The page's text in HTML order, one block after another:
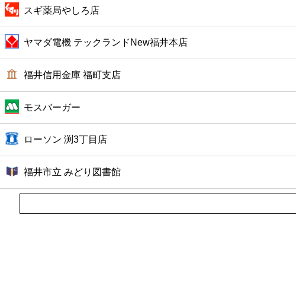
スギ薬局やしろ店
ヤマダ電機 テックランドNew福井本店
福井信用金庫 福町支店
モスバーガー
ローソン 渕3丁目店
福井市立 みどり図書館